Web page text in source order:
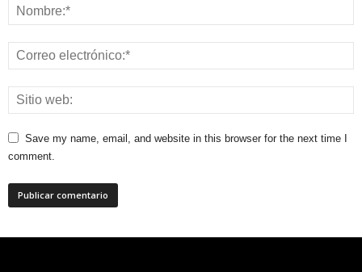
Save my name, email, and website in this browser for the next time I
comment.